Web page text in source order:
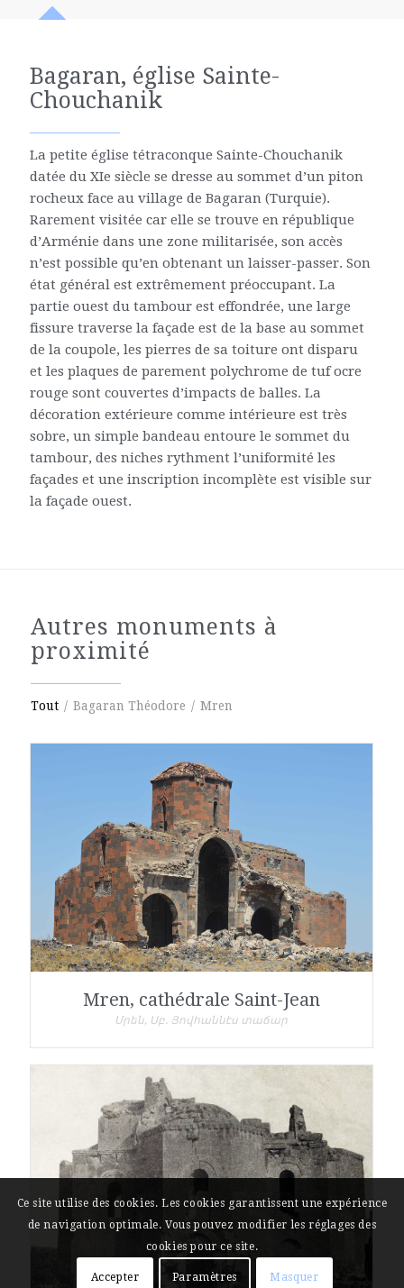
Bagaran, église Sainte-
Chouchanik
La petite église tétraconque Sainte-Chouchanik
datée du XIe siècle se dresse au sommet d’un piton
rocheux face au village de Bagaran (Turquie).
Rarement visitée car elle se trouve en république
d’Arménie dans une zone militarisée, son accès
n’est possible qu’en obtenant un laisser-passer. Son
état général est extrêmement préoccupant. La
partie ouest du tambour est effondrée, une large
fissure traverse la façade est de la base au sommet
de la coupole, les pierres de sa toiture ont disparu
et les plaques de parement polychrome de tuf ocre
rouge sont couvertes d’impacts de balles. La
décoration extérieure comme intérieure est très
sobre, un simple bandeau entoure le sommet du
tambour, des niches rythment l’uniformité les
façades et une inscription incomplète est visible sur
la façade ouest.
Autres monuments à
proximité
Tout / Bagaran Théodore / Mren
Mren, cathédrale Saint-Jean
Մրեն, Սբ. Յովհաննէս տաճար
Ce site utilise des cookies. Les cookies garantissent une expérience
de navigation optimale. Vous pouvez modifier les réglages des
cookies pour ce site.
Accepter Paramètres Masquer